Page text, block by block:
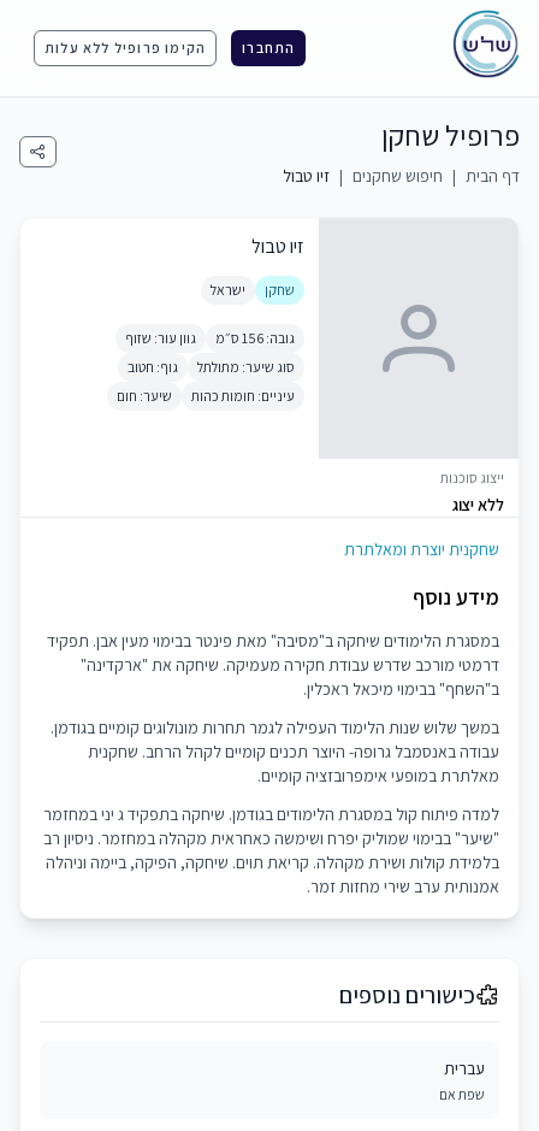
התחברו הקימו פרופיל ללא עלות
פרופיל שחקן
דף הבית | חיפוש שחקנים | זיו טבול
ייצוג סוכנות
ללא יצוג
זיו טבול
שחקן ישראל
גובה: 156 ס״מ
גוון עור: שזוף
סוג שיער: מתולתל
גוף: חטוב
עיניים: חומות כהות
שיער: חום
שחקנית יוצרת ומאלתרת
מידע נוסף
במסגרת הלימודים שיחקה ב"מסיבה" מאת פינטר בבימוי מעין אבן. תפקיד
דרמטי מורכב שדרש עבודת חקירה מעמיקה. שיחקה את "ארקדינה"
ב"השחף" בבימוי מיכאל ראכלין.
במשך שלוש שנות הלימוד העפילה לגמר תחרות מונולוגים קומיים בגודמן.
עבודה באנסמבל גרופה- היוצר תכנים קומיים לקהל הרחב. שחקנית
מאלתרת במופעי אימפרובזציה קומיים.
למדה פיתוח קול במסגרת הלימודים בגודמן. שיחקה בתפקיד ג יני במחזמר
"שיער" בבימוי שמוליק יפרח ושימשה כאחראית מקהלה במחזמר. ניסיון רב
בלמידת קולות ושירת מקהלה. קריאת תוים. שיחקה, הפיקה, ביימה וניהלה
אמנותית ערב שירי מחזות זמר.
כישורים נוספים
עברית
שפת אם